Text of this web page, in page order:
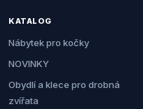
KATALOG
Nábytek pro kočky
NOVINKY
Obydlí a klece pro drobná
zvířata